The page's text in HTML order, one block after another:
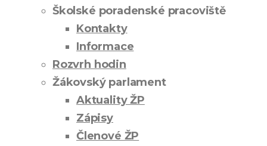
Školské poradenské pracoviště
Kontakty
Informace
Rozvrh hodin
Žákovský parlament
Aktuality ŽP
Zápisy
Členové ŽP